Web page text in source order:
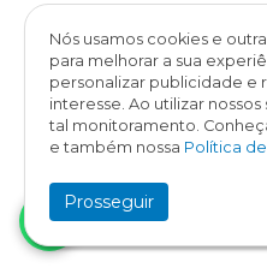
Nós usamos cookies e
para melhorar a sua
personalizar publicidade e
interesse. Ao utilizar
tal monitoramento.
e também nossa Política
Prosseguir